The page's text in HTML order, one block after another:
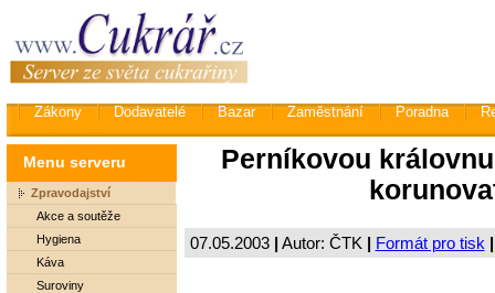
Zákony Dodavatelé Bazar Zaměstnání Poradna
Menu serveru
Zpravodajství
Akce a soutěže
Hygiena
Káva
Suroviny
Perníkovou
07.05.2003 | Autor: ČTK | Formát pro tisk |